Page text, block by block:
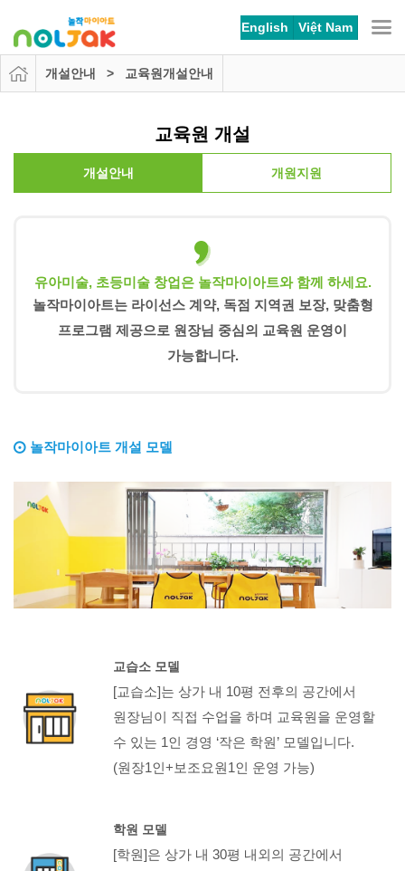
English Việt Nam
개설안내 > 교육원개설안내
교육원 개설
개설안내 개원지원
유아미술, 초등미술 창업은 놀작마이아트와 함께 하세요.
놀작마이아트는 라이선스 계약, 독점 지역권 보장, 맞춤형
프로그램 제공으로 원장님 중심의 교육원 운영이
가능합니다.
놀작마이아트 개설 모델
교습소 모델
[교습소]는 상가 내 10평 전후의 공간에서
원장님이 직접 수업을 하며 교육원을 운영할
수 있는 1인 경영 ‘작은 학원’ 모델입니다.
(원장1인+보조요원1인 운영 가능)
학원 모델
[학원]은 상가 내 30평 내외의 공간에서